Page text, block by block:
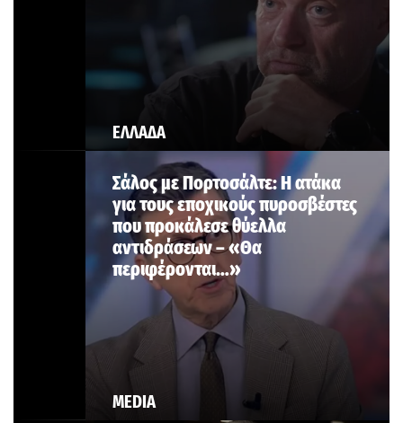
ΕΛΛΑΔΑ
MEDIA
Σάλος με Πορτοσάλτε: Η ατάκα
για τους εποχικούς πυροσβέστες
που προκάλεσε θύελλα
αντιδράσεων – «Θα
περιφέρονται…»